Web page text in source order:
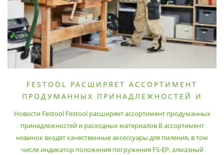
FESTOOL РАСШИРЯЕТ АССОРТИМЕНТ
ПРОДУМАННЫХ ПРИНАДЛЕЖНОСТЕЙ И
Новости Festool Festool расширяет ассортимент продуманных
принадлежностей и расходных материалов В ассортимент
новинок входят качественные аксессуары для пиления, в том
числе индикатор положения погружения FS-EP, алмазный